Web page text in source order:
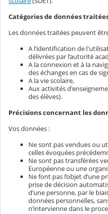
Catégories de données
Les données traitées peuvent
A l’identification de
délivrées par l’autorité
A la connexion et à la
des échanges en cas de
A la vie scolaire,
Aux activités
des élèves).
Précisions concernant les
Vos données :
Ne sont pas vendues ou
celles évoquées
Ne sont pas transférées
Européenne ou une
Ne font pas l’objet d’une
prise de décision
d’une personne, par le
données personnelles,
n’intervienne dans le